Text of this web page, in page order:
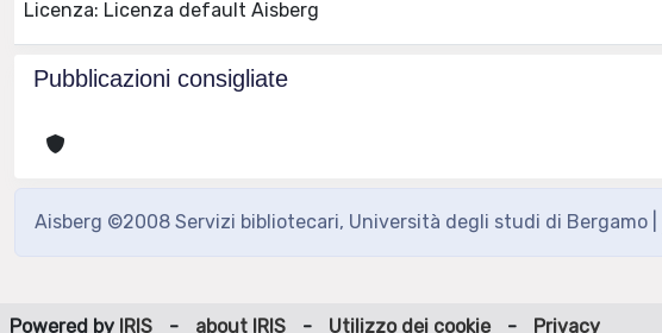
Licenza: Licenza default Aisberg
Pubblicazioni consigliate
Aisberg ©2008 Servizi bibliotecari, Università degli studi di Bergamo |
Powered by IRIS - about IRIS - Utilizzo dei cookie - Privacy